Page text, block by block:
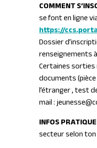
COMMENT
se font en ligne
https://
Dossier
renseignements
Certaines
documents
l’étranger, test
mail :
INFOS
secteur selon